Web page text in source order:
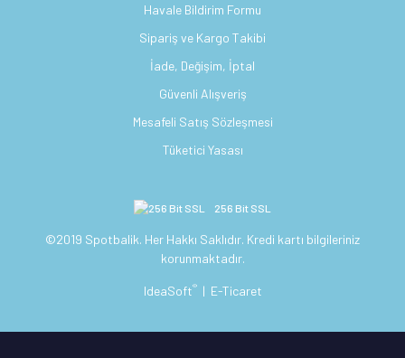
Havale Bildirim Formu
Sipariş ve Kargo Takibi
İade, Değişim, İptal
Güvenli Alışveriş
Mesafeli Satış Sözleşmesi
Tüketici Yasası
256 Bit SSL
©2019 Spotbalik. Her Hakkı Saklıdır. Kredi kartı bilgileriniz
korunmaktadır.
IdeaSoft® | E-Ticaret